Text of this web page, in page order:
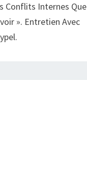
Conflits Internes Que
». Entretien Avec